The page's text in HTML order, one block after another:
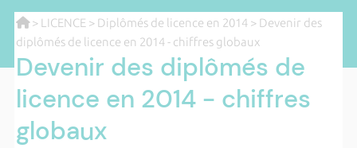
> LICENCE > Diplômés de licence en 2014 > Devenir des
diplômés de licence en 2014 - chiffres globaux
Devenir des diplômés de
licence en 2014 - chiffres
globaux